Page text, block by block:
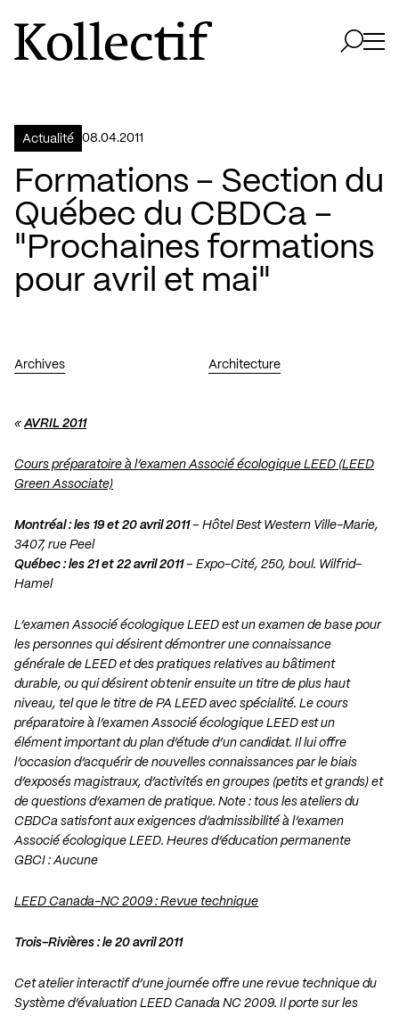
Aller à la page d'accueil
Logo Kollectif
Actualité 08.04.2011
Formations – Section du
Québec du CBDCa –
"Prochaines formations
pour avril et mai"
Archives Architecture
«AVRIL 2011
Cours préparatoire à l’examen Associé écologique LEED (LEED
Green Associate)
Montréal : les 19 et 20 avril 2011– Hôtel Best Western Ville-Marie,
3407, rue Peel
Québec : les 21 et 22 avril 2011– Expo-Cité, 250, boul. Wilfrid-
Hamel
L’examen Associé écologique LEED est un examen de base pour
les personnes qui désirent démontrer une connaissance
générale de LEED et des pratiques relatives au bâtiment
durable, ou qui désirent obtenir ensuite un titre de plus haut
niveau, tel que le titre de PA LEED avec spécialité. Le cours
préparatoire à l’examen Associé écologique LEED est un
élément important du plan d’étude d’un candidat. Il lui offre
l’occasion d’acquérir de nouvelles connaissances par le biais
d’exposés magistraux, d’activités en groupes (petits et grands) et
de questions d’examen de pratique. Note : tous les ateliers du
CBDCa satisfont aux exigences d’admissibilité à l’examen
Associé écologique LEED. Heures d’éducation permanente
GBCI : Aucune
LEED Canada-NC 2009 : Revue technique
Trois-Rivières : le 20 avril 2011
Cet atelier interactif d’une journée offre une revue technique du
Système d’évaluation LEED Canada NC 2009. Il porte sur les